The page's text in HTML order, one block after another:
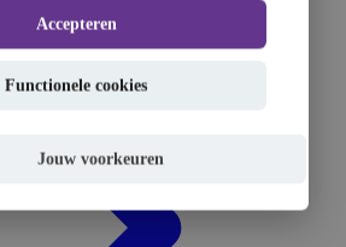
Accepteren
Functionele cookies
Jouw voorkeuren